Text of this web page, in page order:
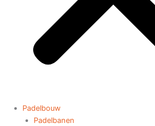
Padelbouw
Padelbanen